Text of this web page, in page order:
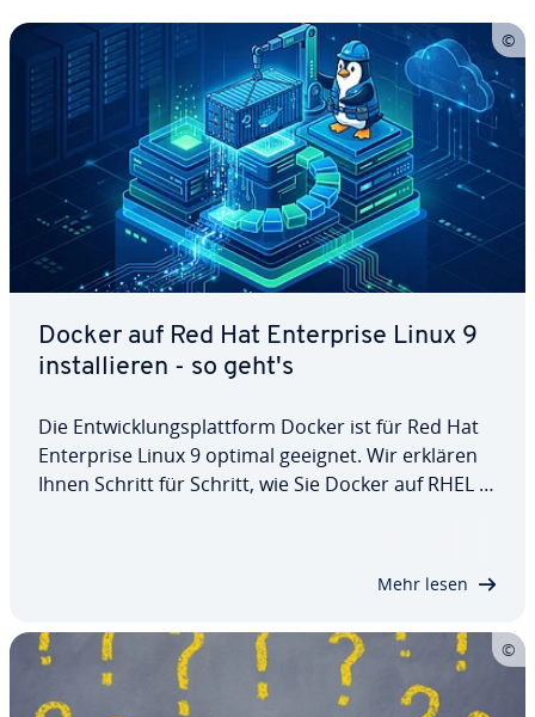
Docker auf Red Hat En­ter­pri­se Linux 9
in­stal­lie­ren - so geht's
Die Ent­wick­lungs­platt­form Docker ist für Red Hat
En­ter­pri­se Linux 9 optimal geeignet. Wir erklären
Ihnen Schritt für Schritt, wie Sie Docker auf RHEL 9
Mehr lesen